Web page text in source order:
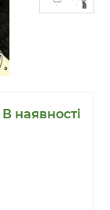
В наявності